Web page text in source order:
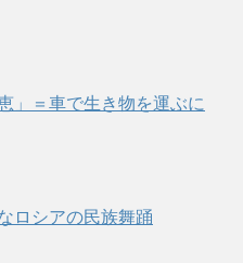
」＝車で生き物を運ぶに
ロシアの民族舞踊